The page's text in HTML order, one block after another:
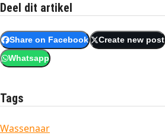
Deel dit artikel
Share on Facebook Create new post
Whatsapp
Tags
Wassenaar